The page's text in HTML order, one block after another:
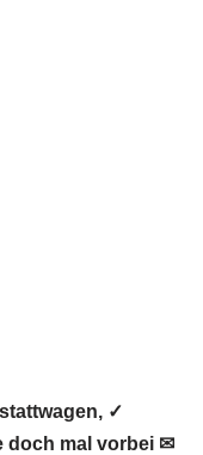
✓
doch mal vorbei ✉